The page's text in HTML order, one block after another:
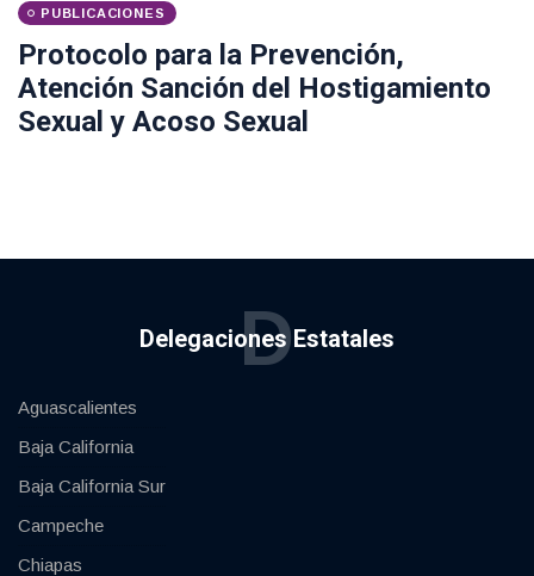
PUBLICACIONES
Protocolo para la Prevención,
Atención Sanción del Hostigamiento
Sexual y Acoso Sexual
Delegaciones Estatales
D
Aguascalientes
Baja California
Baja California Sur
Campeche
Chiapas